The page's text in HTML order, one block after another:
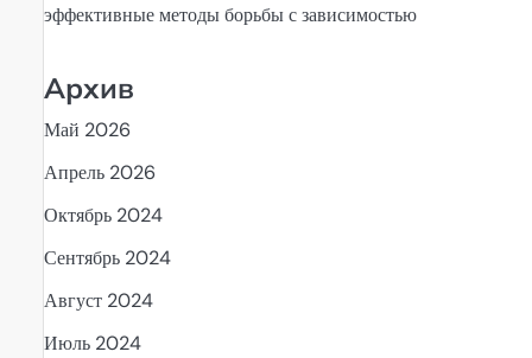
эффективные методы борьбы с зависимостью
Архив
Май 2026
Апрель 2026
Октябрь 2024
Сентябрь 2024
Август 2024
Июль 2024